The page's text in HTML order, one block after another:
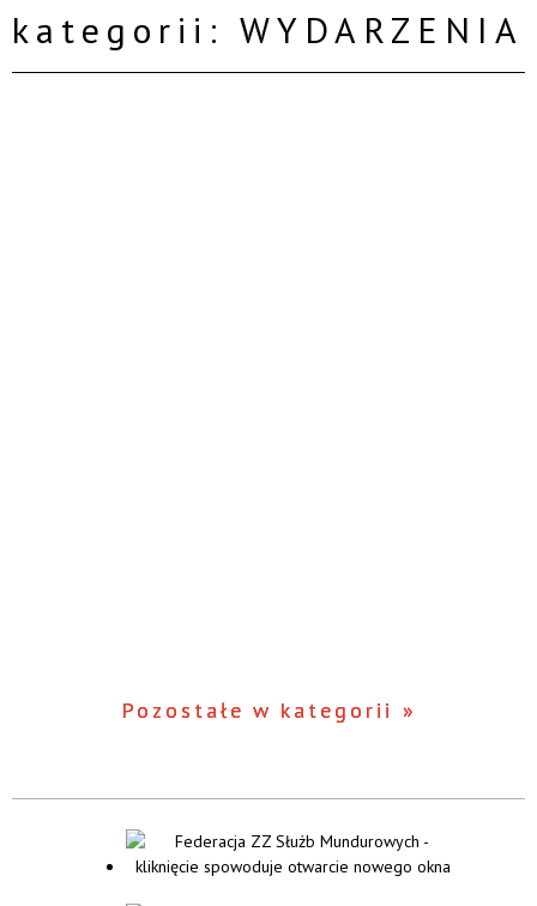
kategorii: WYDARZENIA
Pozostałe w kategorii